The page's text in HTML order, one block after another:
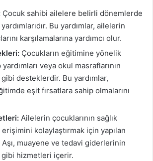
Çocuk sahibi ailelere belirli dönemlerde
Bu yardımlar, ailelerin
karşılamalarına yardımcı olur.
Çocukların eğitimine yönelik
veya okul masraflarının
gibi desteklerdir. Bu yardımlar,
eşit fırsatlara sahip olmalarını
Ailelerin çocuklarının sağlık
kolaylaştırmak için yapılan
muayene ve tedavi giderlerinin
gibi hizmetleri içerir.